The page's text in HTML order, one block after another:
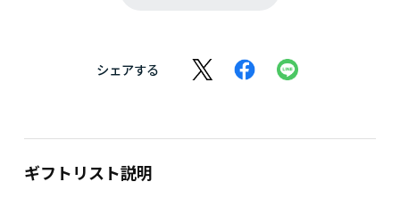
シェアする
ギフトリスト説明